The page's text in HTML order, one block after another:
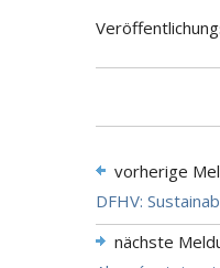
vorherige
DFHV:
nächste